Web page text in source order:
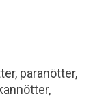
paranötter,